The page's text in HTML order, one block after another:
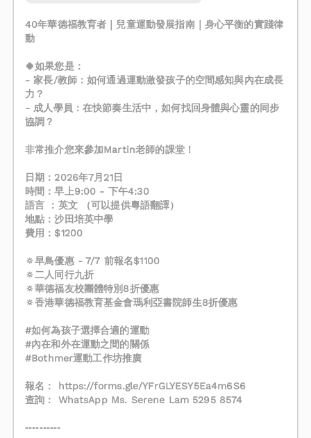
40年華德福教育者｜兒童運動發展指南｜身心平衡的實踐律
動
🍀如果您是：
- 家長/教師：如何通過運動激發孩子的空間感知與內在成長
力？
- 成人學員：在快節奏生活中，如何找回身體與心靈的同步
協調？
非常推介您來參加Martin老師的課堂！
日期：2026年7月21日
時間：早上9:00 - 下午4:30
語言 ：英文 （可以提供粵語翻譯）
地點：沙田培英中學
費用：$1200
🔅早鳥優惠 - 7/7 前報名$1100
🔅二人同行九折
🔅華德福友校團體特別8折優惠
🔅香港華德福教育基金會瑪利亞書院師生8折優惠
#如何為孩子選擇合適的運動
#內在和外在運動之間的關係
#Bothmer運動工作坊推廣
報名： https://forms.gle/YFrGLYESY5Ea4m6S6
查詢： WhatsApp Ms. Serene Lam 5295 8574
▫️▫️▫️▫️▫️▫️▫️▫️▫️▫️